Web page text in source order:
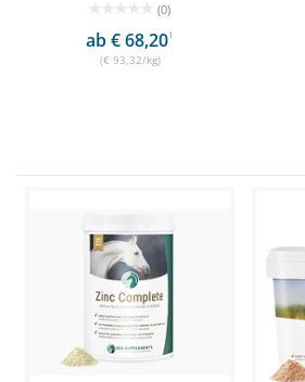
(0)
ab € 68,201
(€ 93,32/kg)